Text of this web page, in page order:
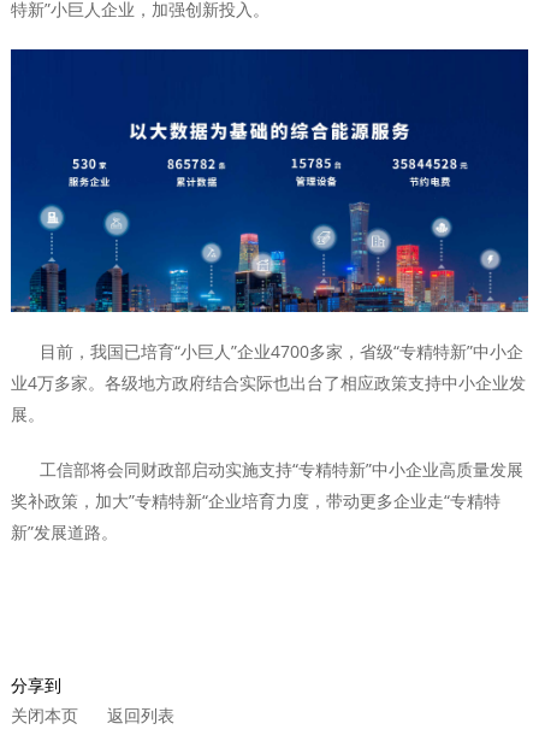
特新”小巨人企业，加强创新投入。
目前，我国已培育“小巨人”企业4700多家，省级“专精特新”中小企
业4万多家。各级地方政府结合实际也出台了相应政策支持中小企业发
展。
工信部将会同财政部启动实施支持“专精特新”中小企业高质量发展
奖补政策，加大”专精特新“企业培育力度，带动更多企业走“专精特
新”发展道路。
分享到
关闭本页
返回列表